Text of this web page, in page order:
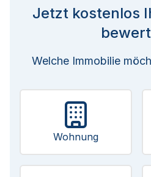
Jetzt kostenlos
Welche Immobilie
Wohnung